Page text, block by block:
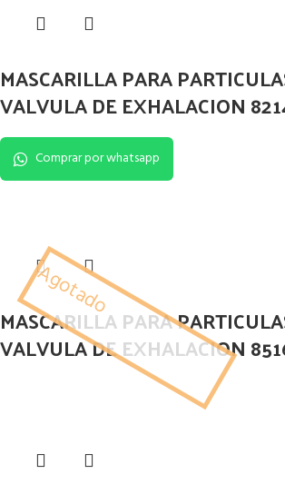
MASCARILLA PARA
VALVULA DE EXHALACION
Comprar por whatsapp
Agotado
MASCARILLA PARA
VALVULA DE EXHALACION